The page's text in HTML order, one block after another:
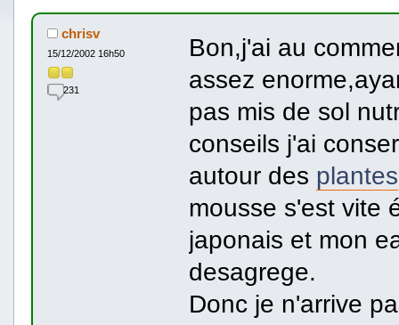
chrisv
15/12/2002 16h50
231
Bon,j'ai au
assez
pas mis de sol
conseils j'ai
autour des plantes
mousse s'est vite
japonais et mon
desagrege.
Donc je n'arrive